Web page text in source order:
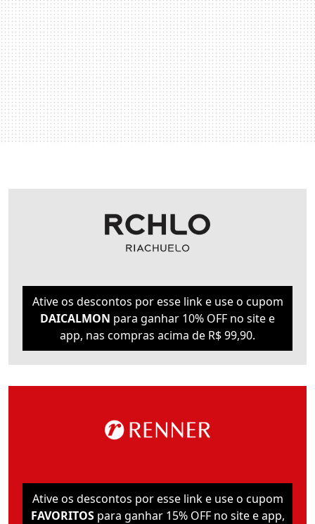
Ative os descontos por esse link e use o cupom
DAICALMON para ganhar 10% OFF no site e
app, nas compras acima de R$ 99,90.
Ative os descontos por esse link e use o cupom
FAVORITOSpara ganhar 15% OFF no site e app,